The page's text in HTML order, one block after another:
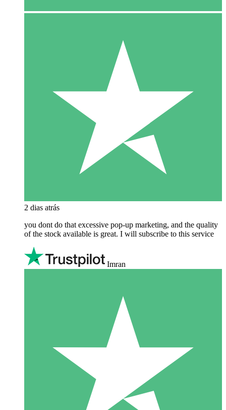
2 dias atrás
you dont do that excessive pop-up marketing, and the quality
of the stock available is great. I will subscribe to this service
Imran